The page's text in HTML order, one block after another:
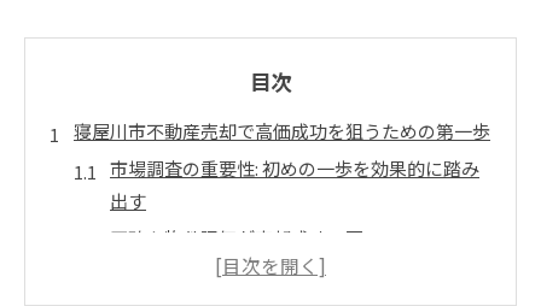
目次
寝屋川市不動産売却で高価成功を狙うための第一歩
市場調査の重要性: 初めの一歩を効果的に踏み
出す
正確な物件評価が売却成功の要
不動産エージェントとの信頼関係を築く